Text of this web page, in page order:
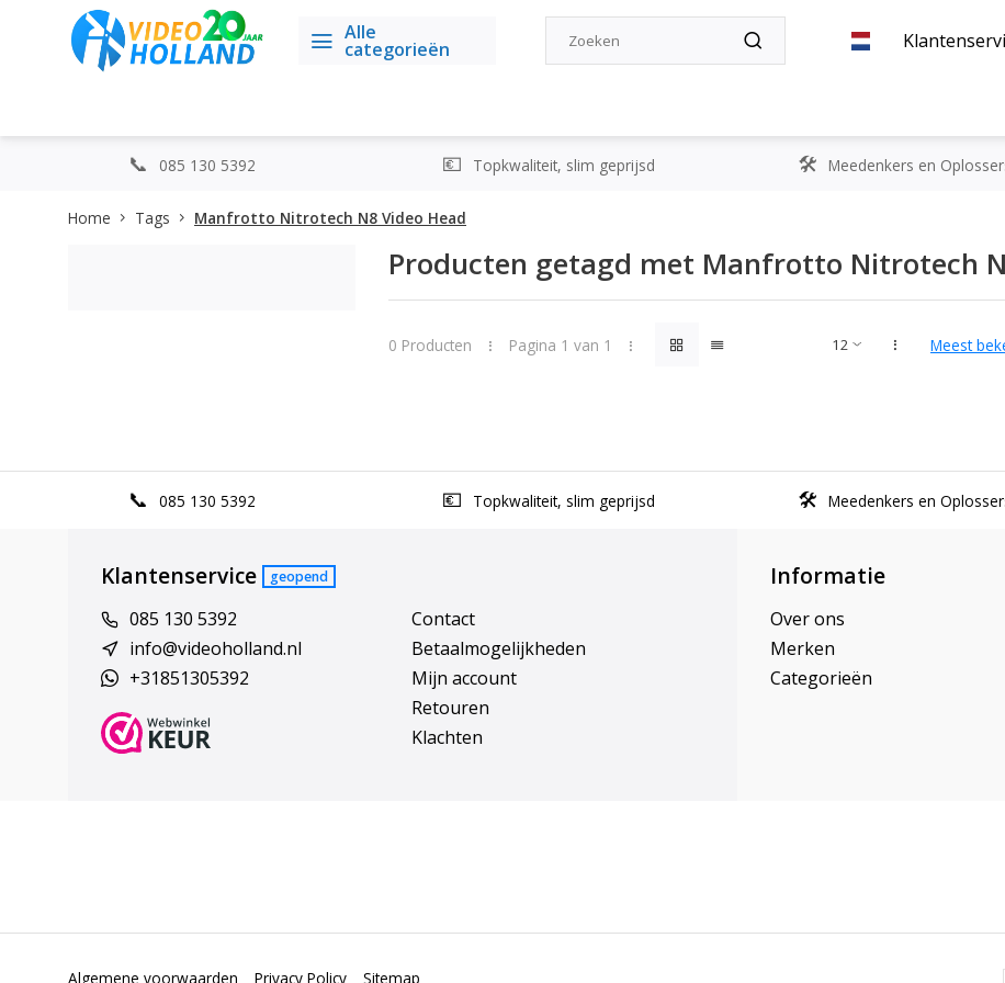
Alle
categorieën
085 130 5392 Topkwaliteit, slim geprijsd Meedenkers en
Home Tags Manfrotto Nitrotech N8 Video Head
Producten getagd met Manfrotto Nitrotech
0 Producten Pagina 1 van 1 Meest
085 130 5392 Topkwaliteit, slim geprijsd Meedenkers en
Klantenservice geopend
085 130 5392
info@videoholland.nl
+31851305392
Contact
Betaalmogelijkheden
Mijn account
Retouren
Klachten
Informatie
Over ons
Merken
Categorieën
Algemene voorwaarden Privacy Policy Sitemap